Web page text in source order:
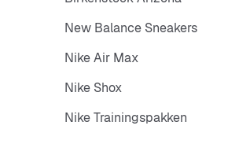
New Balance Sneakers
Nike Air Max
Nike Shox
Nike Trainingspakken